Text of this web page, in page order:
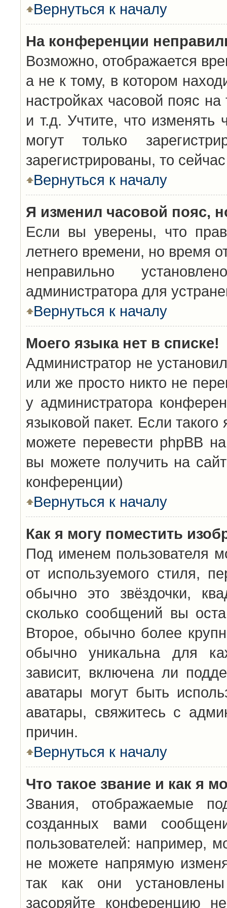
Вернуться к началу
На конференции
Возможно, отображается
а не к тому, в котором
настройках часовой пояс
и т.д. Учтите, что изменять
могут только
зарегистрированы, то
Вернуться к началу
Я изменил часовой пояс,
Если вы уверены, что
летнего времени, но время
неправильно
администратора для
Вернуться к началу
Моего языка нет в списке!
Администратор не
или же просто никто не
у администратора
языковой пакет. Если
можете перевести phpBB
вы можете получить на
конференции)
Вернуться к началу
Как я могу поместить
Под именем пользователя
от используемого стиля,
обычно это звёздочки,
сколько сообщений вы
Второе, обычно более
обычно уникальна для
зависит, включена ли
аватары могут быть
аватары, свяжитесь с
причин.
Вернуться к началу
Что такое звание и как я
Звания, отображаемые
созданных вами
пользователей: например,
не можете напрямую
так как они
засоряйте конференцию